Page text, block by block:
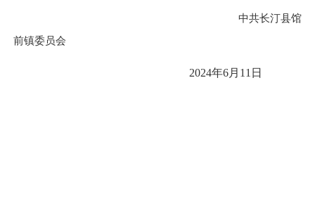
中共长汀县馆
前镇委员会
2024年6月11日